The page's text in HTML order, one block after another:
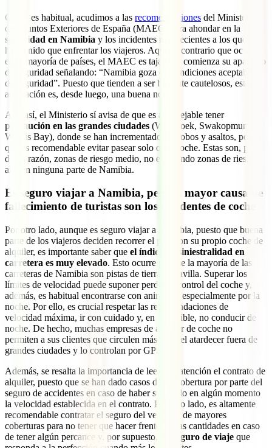
Como es habitual, acudimos a las recomendaciones del Ministerio
de Asuntos Exteriores de España (MAEC) para ahondar en la
seguridad en Namibia y los incidentes más recientes a los que se
han tenido que enfrentar los viajeros. Aquí, al contrario que ocurre
en la mayoría de países, el MAEC es tajante y comienza su apartado
de seguridad señalando: “Namibia goza de condiciones aceptables
de seguridad”. Puesto que tienden a ser bastante cautelosos, esta
afirmación es, desde luego, una buena noticia.
Aun así, el Ministerio sí avisa de que es aconsejable tener
precaución en las grandes ciudades (Windhoek, Swakopmund y
Walvis Bay), donde se han incrementado los robos y asaltos, por lo
que es recomendable evitar pasear solo o de noche. Estas son, por
dicha razón, zonas de riesgo medio, no existiendo zonas de riesgo
alto en ninguna parte de Namibia.
Es seguro viajar a Namibia, pero la mayor causa de
fallecimiento de turistas son los accidentes de coche
Por otro lado, aunque es seguro viajar a Namibia, puesto que buena
parte de los viajeros deciden recorrer el país con su propio coche de
alquiler, es importante saber que el índice de siniestralidad en
carretera es muy elevado. Esto ocurre porque la mayoría de las
carreteras de Namibia son pistas de tierra o gravilla. Superar los
límites de velocidad puede suponer perder el control del coche y,
además, es habitual encontrarse con animales, especialmente por la
noche. Por ello, es crucial respetar las recomendaciones de
velocidad máxima, ir con cuidado y, en lo posible, no conducir de
noche. De hecho, muchas empresas de alquiler de coche no
permiten a sus clientes que circulen más allá del atardecer fuera de
grandes ciudades y lo controlan por GPS.
Además, se resalta la importancia de leer con atención el contrato de
alquiler, puesto que se han dado casos de no cobertura por parte del
seguro de accidentes en caso de haber superado en algún momento
la velocidad establecida en el contrato. Por otro lado, es altamente
recomendable contratar el seguro del vehículo de mayores
coberturas para no tener que hacer frente a altas cantidades en caso
de tener algún percance y, por supuesto, un
seguro de viaje que